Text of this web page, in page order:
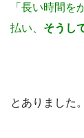
「長い時間を
払い、 そうし
とありました。